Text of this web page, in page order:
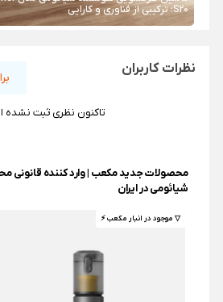
S20؛ ترکیبی از فناوری و کارایی
نظرات کاربران
تاکنون نظری ثبت نشده
محصولات جدید مکعب | وارد کننده قانونی
شیائومی در ایران
▽ موجود در انبار مکعب ⚡️